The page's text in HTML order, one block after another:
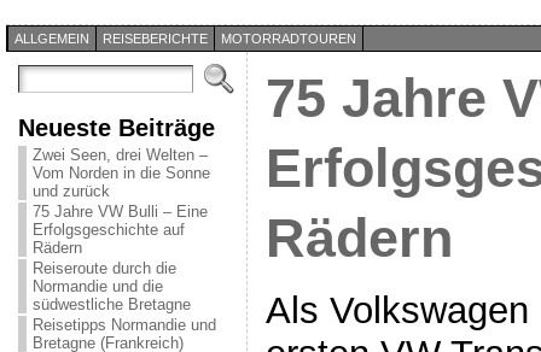
ALLGEMEIN REISEBERICHTE MOTORRADTOUREN
Neueste Beiträge
Zwei Seen, drei Welten –
Vom Norden in die Sonne
und zurück
75 Jahre VW Bulli – Eine
Erfolgsgeschichte auf
Rädern
Reiseroute durch die
Normandie und die
südwestliche Bretagne
Reisetipps Normandie und
Bretagne (Frankreich)
75 Jahre
Rädern
Als